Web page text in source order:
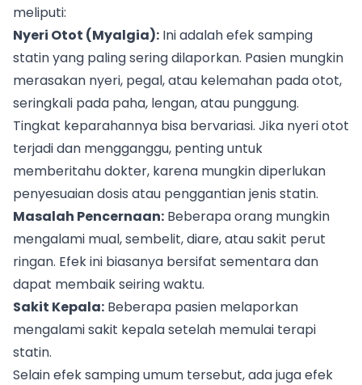
meliputi:
Nyeri Otot (Myalgia): Ini adalah efek samping
statin yang paling sering dilaporkan. Pasien mungkin
merasakan nyeri, pegal, atau kelemahan pada otot,
seringkali pada paha, lengan, atau punggung.
Tingkat keparahannya bisa bervariasi. Jika nyeri otot
terjadi dan mengganggu, penting untuk
memberitahu dokter, karena mungkin diperlukan
penyesuaian dosis atau penggantian jenis statin.
Masalah Pencernaan: Beberapa orang mungkin
mengalami mual, sembelit, diare, atau sakit perut
ringan. Efek ini biasanya bersifat sementara dan
dapat membaik seiring waktu.
Sakit Kepala: Beberapa pasien melaporkan
mengalami sakit kepala setelah memulai terapi
statin.
Selain efek samping umum tersebut, ada juga efek